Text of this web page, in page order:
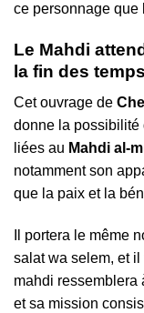
ce personnage que
Le Mahdi
la fin des temps
Cet ouvrage de
donne la possibilité
liées au Mahdi al-
notamment son
que la paix et la
Il portera le même
salat wa selem, et
mahdi ressemblera
et sa mission